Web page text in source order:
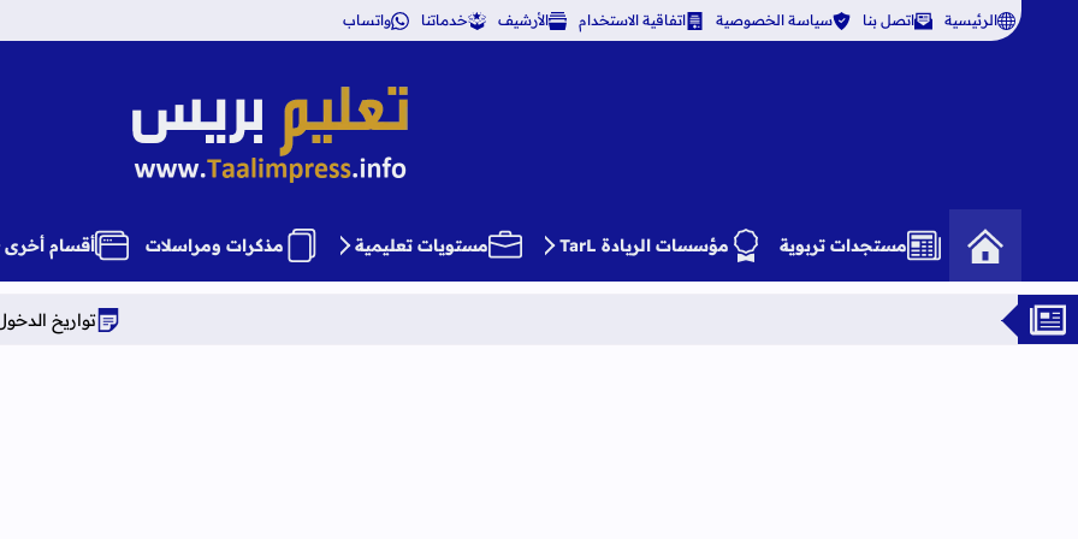
الرئيسية اتصل بنا سياسة الخصوصية اتفاقية الاستخدام الأرشيف خدماتنا واتساب
تعليم بريس TaalimPress
مستجدات تربوية مؤسسات الريادة TarL مستويات تعليمية مذكرات ومراسلات أقسام أخرى
تواريخ الدخول المدرسي برسم